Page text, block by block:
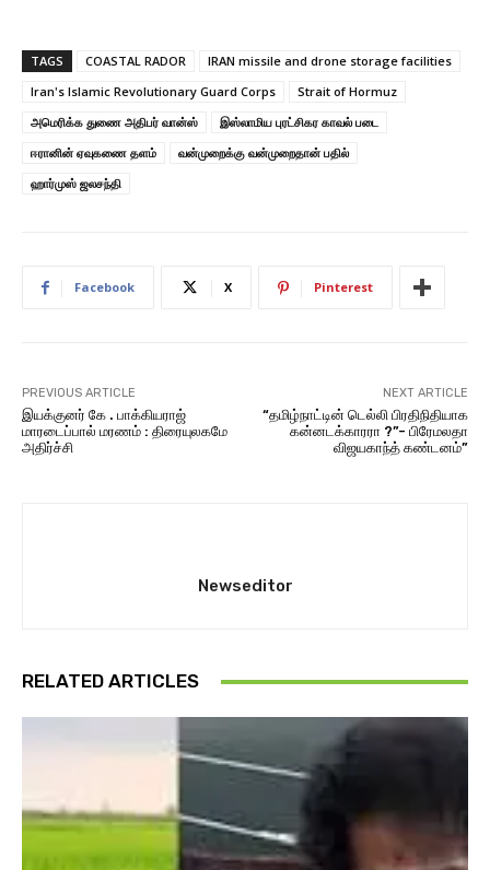
TAGS COASTAL RADOR
IRAN missile and drone storage facilities
Iran's Islamic Revolutionary Guard Corps
Strait of Hormuz
அமெரிக்க துணை அதிபர் வான்ஸ்
இஸ்லாமிய புரட்சிகர காவல் படை
ஈரானின் ஏவுகணை தளம்
வன்முறைக்கு வன்முறைதான் பதில்
ஹார்முஸ் ஜலசந்தி
Facebook X Pinterest
PREVIOUS ARTICLE
இயக்குனர் கே . பாக்கியராஜ்
மாரடைப்பால் மரணம் : திரையுலகமே
அதிர்ச்சி
NEXT ARTICLE
“தமிழ்நாட்டின் டெல்லி பிரதிநிதியாக
கன்னடக்காரரா ?”- பிரேமலதா
விஜயகாந்த் கண்டனம்”
Newseditor
RELATED ARTICLES